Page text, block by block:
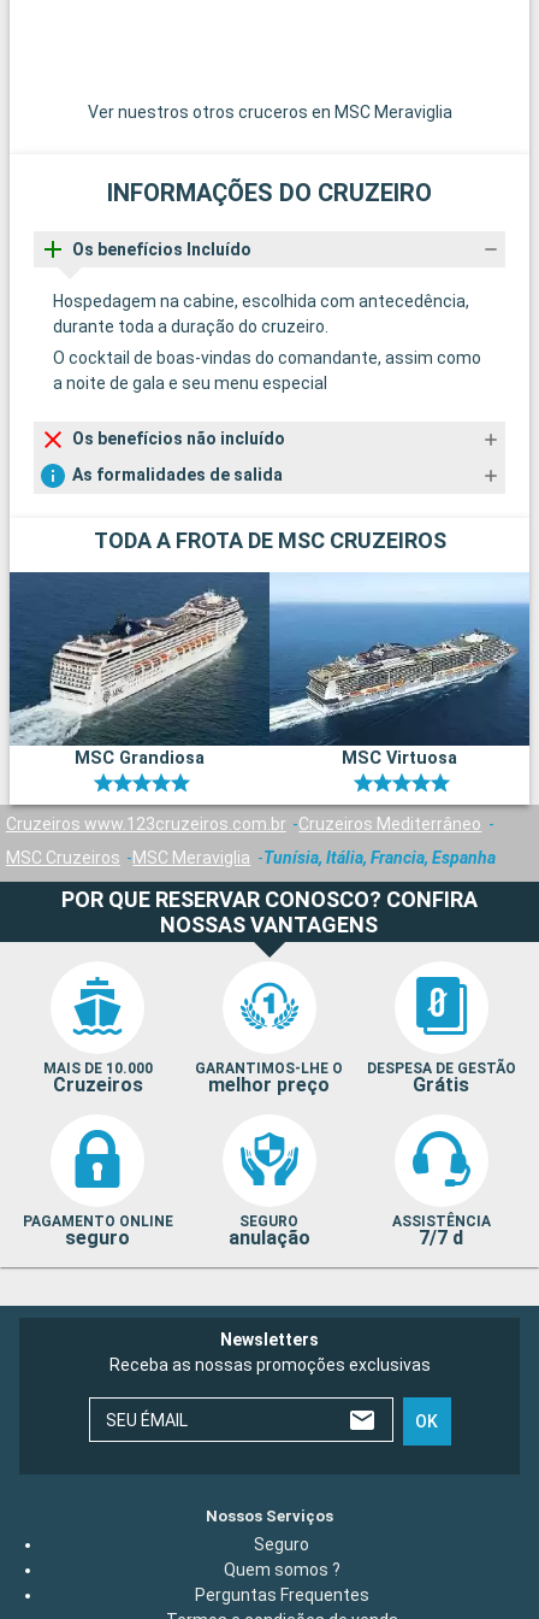
Ver nuestros otros cruceros en MSC Meraviglia
INFORMAÇÕES DO CRUZEIRO
Os benefícios Incluído
Hospedagem na cabine, escolhida com antecedência,
durante toda a duração do cruzeiro.
O cocktail de boas-vindas do comandante, assim como
a noite de gala e seu menu especial
Os benefícios não incluído
As formalidades de salida
TODA A FROTA DE MSC CRUZEIROS
MSC Grandiosa MSC Virtuosa
Cruzeiros www.123cruzeiros.com.br
Cruzeiros Mediterrâneo
MSC Cruzeiros
MSC Meraviglia Tunísia, Itália, Francia, Espanha
POR QUE RESERVAR CONOSCO? CONFIRA
NOSSAS VANTAGENS
MAIS DE 10.000
Cruzeiros
GARANTIMOS-LHE O
melhor preço
DESPESA DE GESTÃO
Grátis
PAGAMENTO ONLINE
seguro
SEGURO
anulação
ASSISTÊNCIA
7/7 d
Newsletters
Receba as nossas promoções exclusivas
SEU ÉMAIL OK
Nossos Serviços
Seguro
Quem somos ?
Perguntas Frequentes